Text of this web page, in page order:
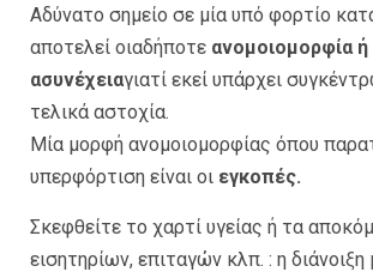
Αδύνατο σημείο σε μία υπό φορτίο
αποτελεί οιαδήποτε ανομοιομορφία ή
ασυνέχειαγιατί εκεί υπάρχει
τελικά αστοχία.
Μία μορφή ανομοιομορφίας όπου
υπερφόρτιση είναι οι εγκοπές.
Σκεφθείτε το χαρτί υγείας ή τα
εισητηρίων, επιταγών κλπ. : η